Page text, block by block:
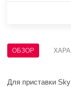
ОБЗОР
Для приставки